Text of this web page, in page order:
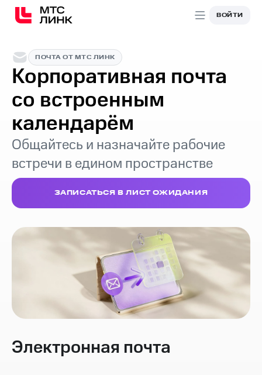
ВОЙТИ
ПОЧТА ОТ МТС ЛИНК
Корпоративная почта
со встроенным
календарём
Общайтесь и назначайте рабочие
встречи в едином пространстве
ЗАПИСАТЬСЯ В ЛИСТ ОЖИДАНИЯ
Электронная почта